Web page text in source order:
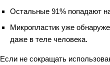
Остальные 91% попадают
Микропластик уже
даже в теле человека.
Если не сокращать